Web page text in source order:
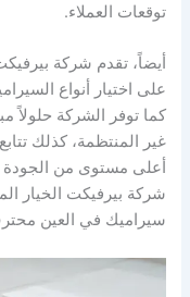
توقعات العملاء.
أيضاً، تقدم شركة
على اختيار أنواع
كما توفر الشركة حلولاً
غير المنتظمة، كذلك
أعلى مستوى من الجودة
شركة بيرفيكت الخيار
سيراميك في العين